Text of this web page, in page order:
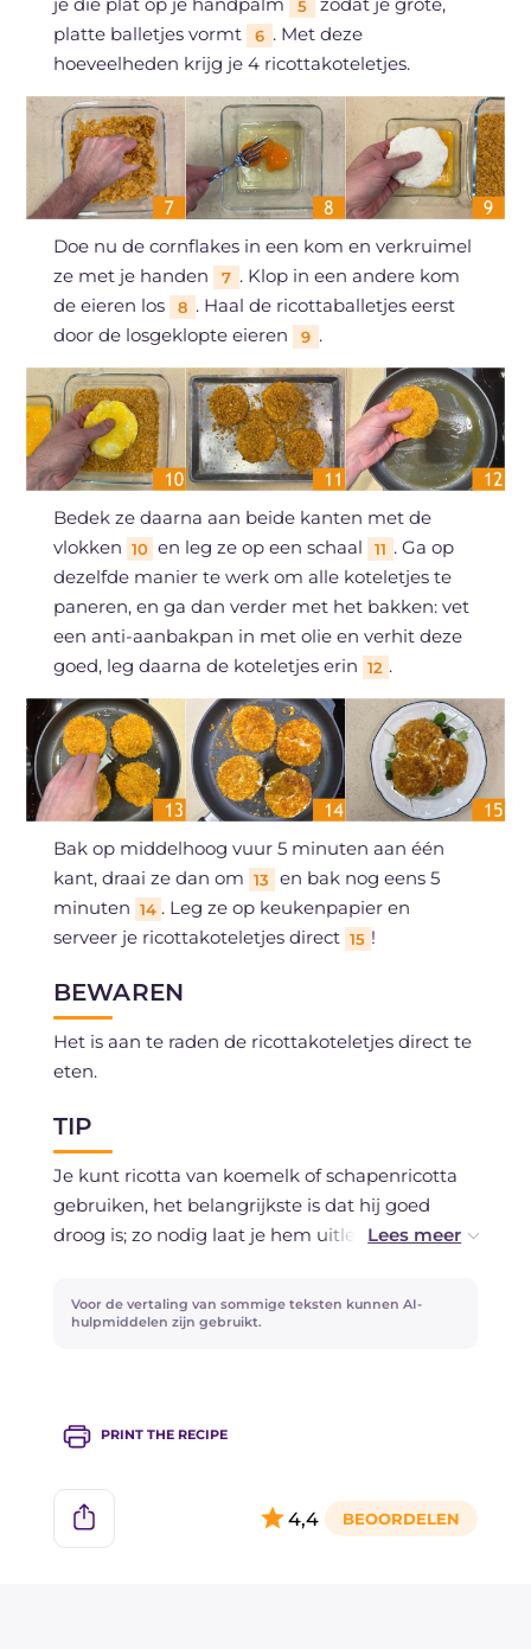
je die plat op je handpalm
5
zodat je grote,
platte balletjes vormt
6 . Met deze
hoeveelheden krijg je 4 ricottakoteletjes.
Doe nu de cornflakes in een kom en verkruimel
ze met je handen
7 . Klop in een andere kom
de eieren los
8 . Haal de ricottaballetjes eerst
door de losgeklopte eieren
9 .
Bedek ze daarna aan beide kanten met de
vlokken 10 en leg ze op een schaal 11 . Ga op
dezelfde manier te werk om alle koteletjes te
paneren, en ga dan verder met het bakken: vet
een anti-aanbakpan in met olie en verhit deze
goed, leg daarna de koteletjes erin 12 .
Bak op middelhoog vuur 5 minuten aan één
kant, draai ze dan om 13
en bak nog eens 5
minuten 14 . Leg ze op keukenpapier en
serveer je ricottakoteletjes direct 15 !
BEWAREN
Het is aan te raden de ricottakoteletjes direct te
eten.
TIP
Je kunt ricotta van koemelk of schapenricotta
gebruiken, het belangrijkste is dat hij goed
droog is; zo nodig laat je hem uitlekken in een
Als je wilt kun je de koteletjes ook in de oven
Voor de vertaling van sommige teksten kunnen AI-
hulpmiddelen zijn gebruikt.
PRINT THE RECIPE
4,4